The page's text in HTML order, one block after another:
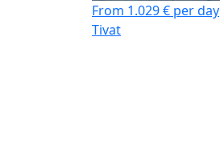
From 1.029 € per day
Tivat